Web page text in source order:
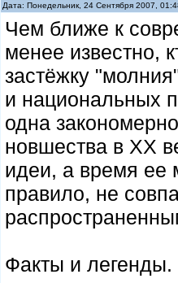
Дата: Понедельник, 24 Сентября 2007,
Чем ближе к
менее известно,
застёжку
и национальных
одна
новшества в ХХ
идеи, а время ее
правило, не
Факты и легенды.